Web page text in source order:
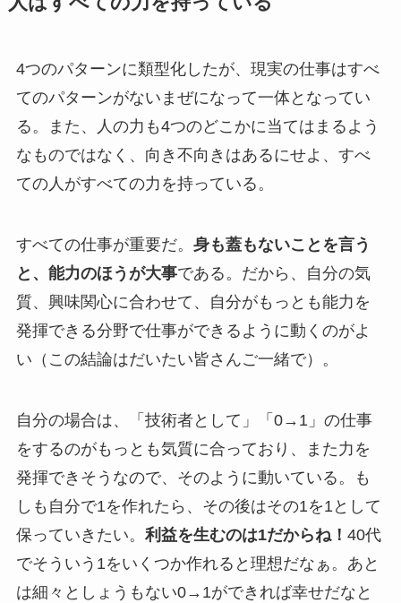
4つのパターンに類型化したが、現実の仕事はすべ
てのパターンがないまぜになって一体となってい
る。また、人の力も4つのどこかに当てはまるよう
なものではなく、向き不向きはあるにせよ、すべ
ての人がすべての力を持っている。
すべての仕事が重要だ。 身も蓋もないことを言う
と、能力のほうが大事である。だから、自分の気
質、興味関心に合わせて、自分がもっとも能力を
発揮できる分野で仕事ができるように動くのがよ
い（この結論はだいたい皆さんご一緒で）。
自分の場合は、「技術者として」「0→1」の仕事
をするのがもっとも気質に合っており、また力を
発揮できそうなので、そのように動いている。も
しも自分で1を作れたら、その後はその1を1として
保っていきたい。 利益を生むのは1だからね！ 40代
でそういう1をいくつか作れると理想だなぁ。あと
は細々としょうもない0→1ができれば幸せだなと